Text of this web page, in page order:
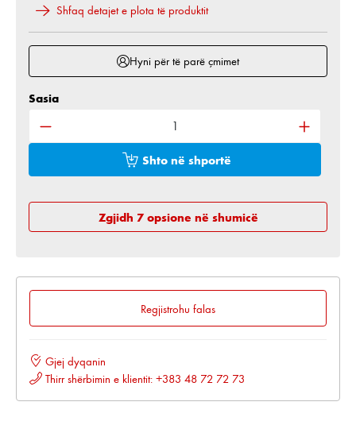
Shfaq detajet e plota të produktit
Hyni për të parë çmimet
Sasia e produktit: Shkruani sasinë e dëshiruar
Sasia
Shto në shportë
Zgjidh 7 opsione në shumicë
Regjistrohu falas
Gjej dyqanin
Thirr shërbimin e klientit: +383 48 72 72 73